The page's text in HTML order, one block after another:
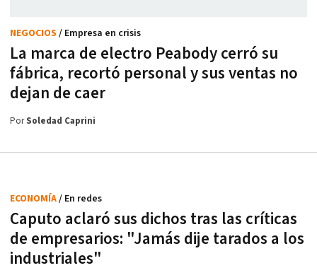
La marca de electro Peabody cerró su
fábrica, recortó personal y sus ventas no
dejan de caer
NEGOCIOS / Empresa en crisis
PorSoledad Caprini
Caputo aclaró sus dichos tras las críticas
de empresarios: "Jamás dije tarados a los
industriales"
ECONOMÍA/ En redes